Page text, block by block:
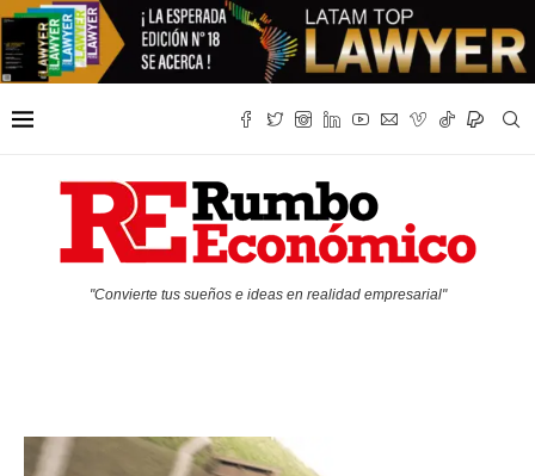
"Convierte tus sueños e ideas en realidad empresarial"